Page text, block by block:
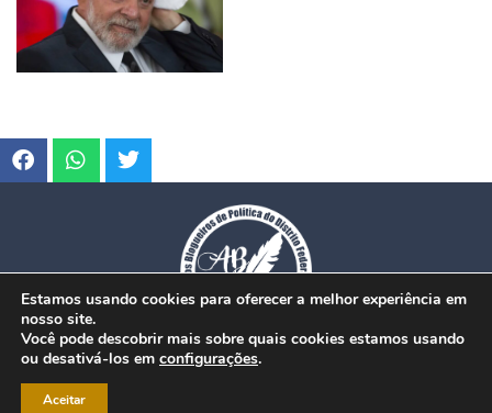
Estamos usando cookies para oferecer a melhor experiência em
nosso site.
Você pode descobrir mais sobre quais cookies estamos usando
ou desativá-los em configurações.
Aceitar